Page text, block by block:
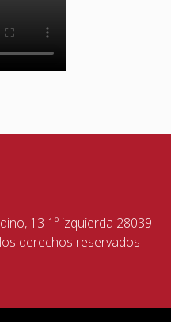
13 1º izquierda 28039
derechos reservados